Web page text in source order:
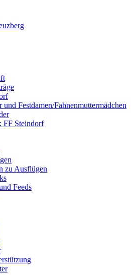
und Festdamen/Fahnenmuttermädchen
FF Steindorf
zu Ausflügen
Feeds